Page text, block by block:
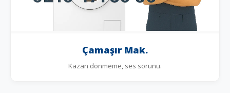
Çamaşır Mak.
Kazan dönmeme, ses sorunu.